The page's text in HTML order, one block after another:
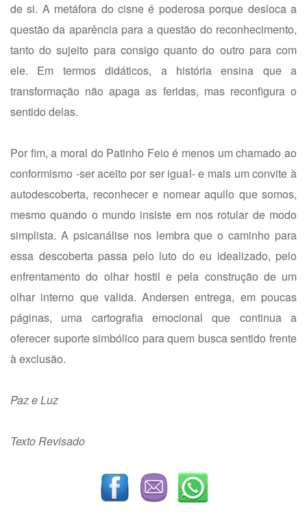
de si. A metáfora do cisne é poderosa porque desloca a
questão da aparência para a questão do reconhecimento,
tanto do sujeito para consigo quanto do outro para com
ele. Em termos didáticos, a história ensina que a
transformação não apaga as feridas, mas reconfigura o
sentido delas.
Por fim, a moral do Patinho Feio é menos um chamado ao
conformismo -ser aceito por ser igual- e mais um convite à
autodescoberta, reconhecer e nomear aquilo que somos,
mesmo quando o mundo insiste em nos rotular de modo
simplista. A psicanálise nos lembra que o caminho para
essa descoberta passa pelo luto do eu idealizado, pelo
enfrentamento do olhar hostil e pela construção de um
olhar interno que valida. Andersen entrega, em poucas
páginas, uma cartografia emocional que continua a
oferecer suporte simbólico para quem busca sentido frente
à exclusão.
Paz e Luz
Texto Revisado